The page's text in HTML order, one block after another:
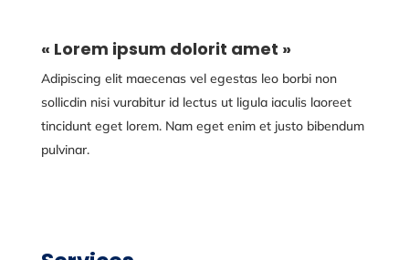
« Lorem ipsum dolorit amet »
Adipiscing elit maecenas vel egestas leo borbi non
sollicdin nisi vurabitur id lectus ut ligula iaculis laoreet
tincidunt eget lorem. Nam eget enim et justo bibendum
pulvinar.